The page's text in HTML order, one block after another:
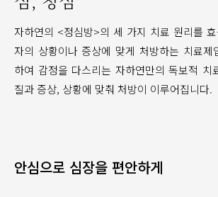
자하연의 <정심방>의 세 가지 치료 원리를
자의 상황이나 증상에 맞게 처방하는 치료제
하여 감정을 다스리는 자하연만의 독보적 치
질과 증상, 상황에 맞춰 처방이 이루어집니다.
안심으로 심장을 편안하게